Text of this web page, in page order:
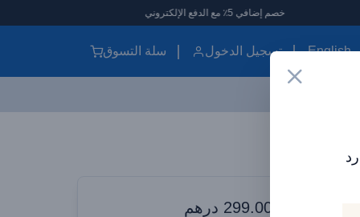
خصم إضافي 5٪ مع الدفع الإلكتروني
English تسجيل الدخول سلة التسوق
299.00 درهم